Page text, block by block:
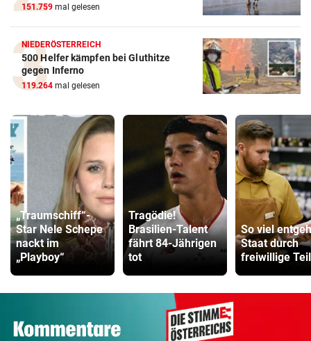
151.759 mal gelesen
NIEDERÖSTERREICH
500 Helfer kämpfen bei Gluthitze
gegen Inferno
119.264 mal gelesen
„Traumschiff“-
Star Nele Schepe
nackt im
„Playboy“
Tragödie!
Brasilien-Talent
fährt 84-Jährigen
tot
So viel
Staat durch
freiwillige